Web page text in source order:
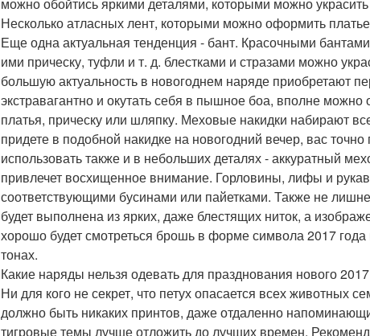
Несколько атласных лент, которыми можно оформить
Еще одна актуальная тенденция - бант. Красочными
ими прическу, туфли и т. д. блестками и стразами можно
большую актуальность в новогоднем наряде приобретают
экстравагантно и окутать себя в пышное боа, вполне
платья, прическу или шляпку. Меховые накидки набирают
придете в подобной накидке на новогодний вечер, вас
использовать также и в небольших деталях - аккуратный
привлечет восхищенное внимание. Горловины, лифы и
соответствующими бусинами или пайетками. Также не
будет выполнена из ярких, даже блестящих ниток, а
хорошо будет смотреться брошь в форме символа 2017
тонах.
Какие наряды нельзя одевать для празднования нового
Ни для кого не секрет, что петух опасается всех животных
должно быть никаких принтов, даже отдаленно
тигровые темы лучше отложить до лучших времен.